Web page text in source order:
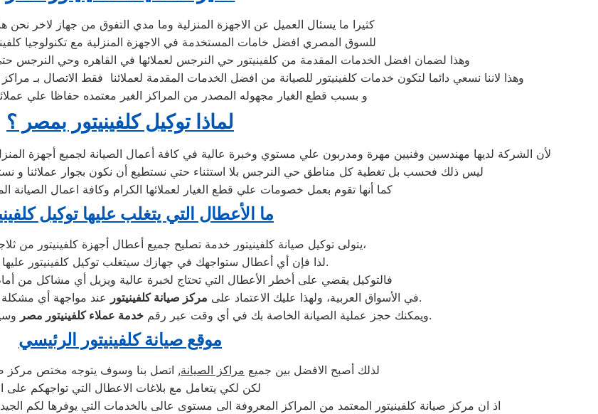
كثيرا ما يسئال العميل عن الاجهزة المنزلية وما مدي التفوق من جهاز لاخر نحن
للسوق المصري افضل خامات المستخدمة في الاجهزة المنزلية مع تكنولوجيا
وهذا لضمان افضل الخدمات المقدمة من كلفينيتور حي النرجس لعملائها في القاهره وحي النرجس
وهذا لاننا نسعي دائما لتكون خدمات كلفينيتور للصيانة من افضل الخدمات المقدمة لعملائنا فقط الاتصال بـ
و بسبب قطع الغيار مجهوله المصدر من المراكز الغير معتمده حفاظا علي
لماذا توكيل كلفينيتور بمصر ؟
لأن الشركة لديها مهندسين وفنيين مهرة ومدربون علي مستوي وخبرة عالية في كافة أعمال الصيانة لجميع أجهزة
ليس ذلك فحسب بل تغطية كل مناطق حي النرجس بلا استثناء حتي نستطيع أن نكون بجوار عملائنا و
كما أنها تقوم بعمل خصومات علي قطع الغيار لعملائها الكرام وكافة اعمال الصيانة
ما الأعطال التي يتغلب عليها توكيل
يتولى توكيل صيانة كلفينيتور خدمة تصليح جميع أعطال أجهزة كلفينيتور من ثلاجة وغسالات وديب فريزرات،
لذا فإن أي أعطال ستواجهك في جهازك سيتغلب توكيل كلفينيتور عليها بأعلى جودة ممكنة.
فالتوكيل يقضي على أخطر الأعطال التي تحتاج لخبرة عالية ويزيل أي مشاكل من أمام
في الأسواق العربية، ولهذا عليك الاعتماد على مركز صيانة كلفينيتور
عند مواجهة أي مشكلة في أجهزتك ليقدم لك الصيانة المتكافئة.
ويمكنك حجز عملية الصيانة الخاصة بك في أي وقت عبر رقمخدمة عملاء كلفينيتور مصر وسيتم تقديمها لك في غضون 24 ساعة فقط.
موقع صيانة كلفينيتور الرئيسي
لذلك أصبح الافضل بين جميع مراكز الصيانة, اتصل بنا وسوف يتوجه مختص مركز
لكن لكي يتعامل مع بلاغات الاعطال التي تواجهكم على
اذ ان مركز صيانة كلفينيتور المعتمد من المراكز المعروفة الى مستوى عالى بالخدمات التي يوفرها لكم